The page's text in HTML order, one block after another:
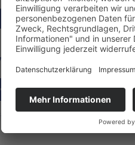
2017
Uhr | Produziert: MOK
TEILEN
of Applied Sciences